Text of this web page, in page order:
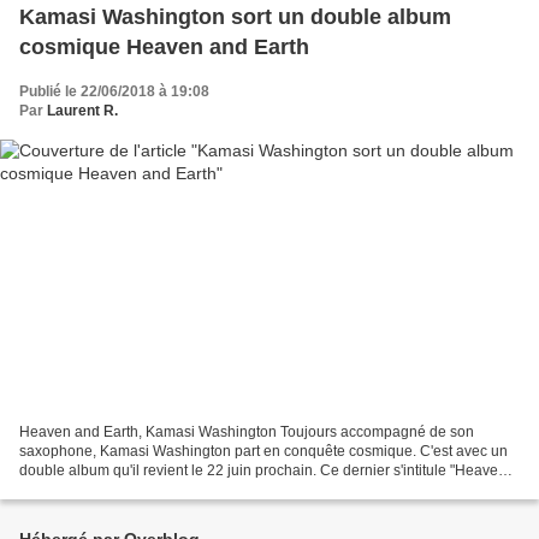
Kamasi Washington sort un double album
cosmique Heaven and Earth
Publié le 22/06/2018 à 19:08
Par Laurent R.
Heaven and Earth, Kamasi Washington Toujours accompagné de son
saxophone, Kamasi Washington part en conquête cosmique. C'est avec un
double album qu'il revient le 22 juin prochain. Ce dernier s'intitule "Heaven